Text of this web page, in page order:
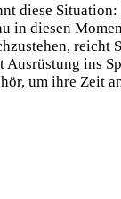
die­se
in die­sen
ins
um ihre Zeit